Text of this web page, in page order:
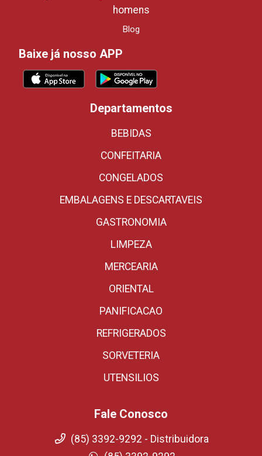
homens
Blog
Baixe já nosso APP
Departamentos
BEBIDAS
CONFEITARIA
CONGELADOS
EMBALAGENS E DESCARTAVEIS
GASTRONOMIA
LIMPEZA
MERCEARIA
ORIENTAL
PANIFICACAO
REFRIGERADOS
SORVETERIA
UTENSILIOS
Fale Conosco
(85) 3392-9292 - Distribuidora